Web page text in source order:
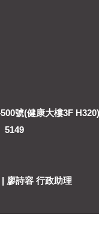
號(健康大樓3F H320)
5149
廖詩容 行政助理